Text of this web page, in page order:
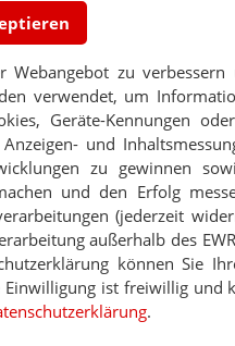
zu
verwendet, um
Geräte-Kennungen
und
zu gewinnen
und den Erfolg
(jederzeit
außerhalb des
können Sie
ist freiwillig und
.
klare
„Der
sicherstellen
Der
zum einen die
einen
größerer
Unter
und Skonto